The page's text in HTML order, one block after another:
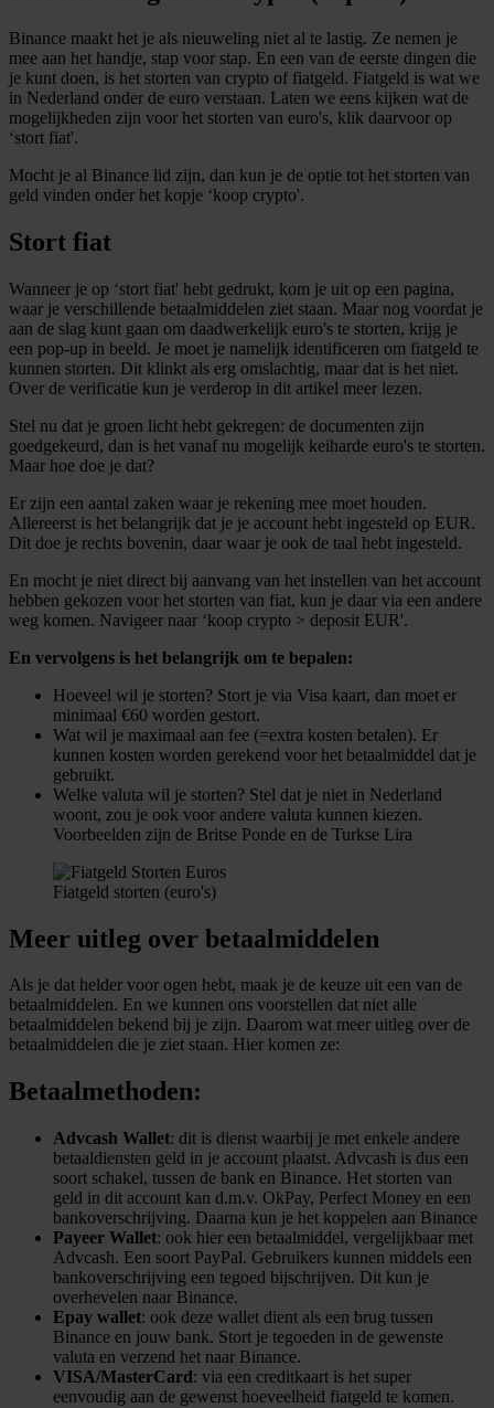
partners voor social media, adverteren en analyse. Deze
partners kunnen deze gegevens combineren met andere
informatie die u aan ze heeft verstrekt of die ze hebben
verzameld op basis van uw gebruik van hun services.
Binance maakt het je als nieuweling niet al te lastig. Ze nemen je
mee aan het handje, stap voor stap. En een van de eerste dingen die
je kunt doen, is het storten van crypto of fiatgeld. Fiatgeld is wat we
in Nederland onder de euro verstaan. Laten we eens kijken wat de
mogelijkheden zijn voor het storten van euro's, klik daarvoor op
‘stort fiat'.
Mocht je al Binance lid zijn, dan kun je de optie tot het storten van
geld vinden onder het kopje ‘koop crypto'.
Stort fiat
Wanneer je op ‘stort fiat' hebt gedrukt, kom je uit op een pagina,
waar je verschillende betaalmiddelen ziet staan. Maar nog voordat je
aan de slag kunt gaan om daadwerkelijk euro's te storten, krijg je
een pop-up in beeld. Je moet je namelijk identificeren om fiatgeld te
kunnen storten. Dit klinkt als erg omslachtig, maar dat is het niet.
Over de verificatie kun je verderop in dit artikel meer lezen.
Stel nu dat je groen licht hebt gekregen: de documenten zijn
goedgekeurd, dan is het vanaf nu mogelijk keiharde euro's te storten.
Maar hoe doe je dat?
Er zijn een aantal zaken waar je rekening mee moet houden.
Allereerst is het belangrijk dat je je account hebt ingesteld op EUR.
Dit doe je rechts bovenin, daar waar je ook de taal hebt ingesteld.
En mocht je niet direct bij aanvang van het instellen van het account
hebben gekozen voor het storten van fiat, kun je daar via een andere
weg komen. Navigeer naar ‘koop crypto > deposit EUR'.
En vervolgens is het belangrijk om te bepalen:
Hoeveel wil je storten? Stort je via Visa kaart, dan moet er
minimaal €60 worden gestort.
Wat wil je maximaal aan fee (=extra kosten betalen). Er
kunnen kosten worden gerekend voor het betaalmiddel dat je
gebruikt.
Welke valuta wil je storten? Stel dat je niet in Nederland
woont, zou je ook voor andere valuta kunnen kiezen.
Voorbeelden zijn de Britse Ponde en de Turkse Lira
Fiatgeld storten (euro's)
Meer uitleg over betaalmiddelen
Als je dat helder voor ogen hebt, maak je de keuze uit een van de
betaalmiddelen. En we kunnen ons voorstellen dat niet alle
betaalmiddelen bekend bij je zijn. Daarom wat meer uitleg over de
betaalmiddelen die je ziet staan. Hier komen ze:
Betaalmethoden:
Advcash Wallet: dit is dienst waarbij je met enkele andere
betaaldiensten geld in je account plaatst. Advcash is dus een
soort schakel, tussen de bank en Binance. Het storten van
geld in dit account kan d.m.v. OkPay, Perfect Money en een
bankoverschrijving. Daarna kun je het koppelen aan Binance
Payeer Wallet: ook hier een betaalmiddel, vergelijkbaar met
Advcash. Een soort PayPal. Gebruikers kunnen middels een
bankoverschrijving een tegoed bijschrijven. Dit kun je
overhevelen naar Binance.
Epay wallet: ook deze wallet dient als een brug tussen
Binance en jouw bank. Stort je tegoeden in de gewenste
valuta en verzend het naar Binance.
VISA/MasterCard: via een creditkaart is het super
eenvoudig aan de gewenst hoeveelheid fiatgeld te komen.